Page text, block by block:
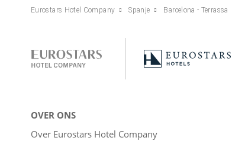
Eurostars Hotel Company Spanje Barcelona - Terrassa
OVER ONS
Over Eurostars Hotel Company